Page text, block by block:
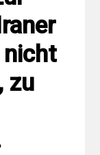
nicht
zu